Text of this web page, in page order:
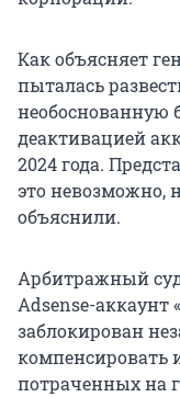
Как объясняет
пыталась
необоснованную
деактивацией
2024 года.
это невозможно,
объяснили.
Арбитражный
Adsense-аккаунт
заблокирован
компенсировать
потраченных на